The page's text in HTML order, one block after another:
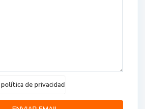
política de privacidad